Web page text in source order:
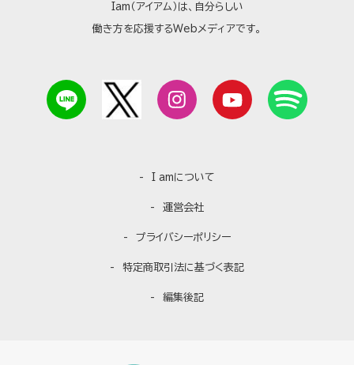
Iam（アイアム）は、自分らしい
働き方を応援するWebメディアです。
I amについて
運営会社
プライバシーポリシー
特定商取引法に基づく表記
編集後記